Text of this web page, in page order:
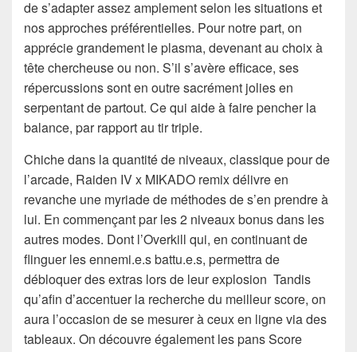
de s’adapter assez amplement selon les situations et
nos approches préférentielles. Pour notre part, on
apprécie grandement le plasma, devenant au choix à
tête chercheuse ou non. S’il s’avère efficace, ses
répercussions sont en outre sacrément jolies en
serpentant de partout. Ce qui aide à faire pencher la
balance, par rapport au tir triple.
Chiche dans la quantité de niveaux, classique pour de
l’arcade, Raiden IV x MIKADO remix délivre en
revanche une myriade de méthodes de s’en prendre à
lui. En commençant par les 2 niveaux bonus dans les
autres modes. Dont l’Overkill qui, en continuant de
flinguer les ennemi.e.s battu.e.s, permettra de
débloquer des extras lors de leur explosion Tandis
qu’afin d’accentuer la recherche du meilleur score, on
aura l’occasion de se mesurer à ceux en ligne via des
tableaux. On découvre également les pans Score